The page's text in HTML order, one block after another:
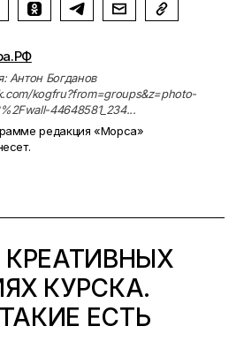
Антон Богданов
kogfru?from=groups&z=photo-
44648581_234...
редакция «Морса»
КУРСКА.
ЕСТЬ